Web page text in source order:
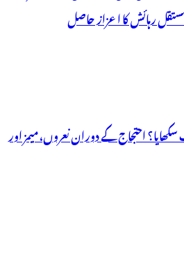
رہائش کا اعزاز حاصل
احتجاج کے دوران نعروں، میمز اور